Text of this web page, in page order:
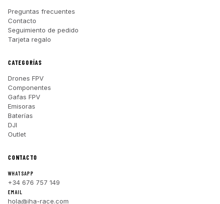
Preguntas frecuentes
Contacto
Seguimiento de pedido
Tarjeta regalo
CATEGORÍAS
Drones FPV
Componentes
Gafas FPV
Emisoras
Baterías
DJI
Outlet
CONTACTO
WHATSAPP
+34 676 757 149
EMAIL
hola@iha-race.com